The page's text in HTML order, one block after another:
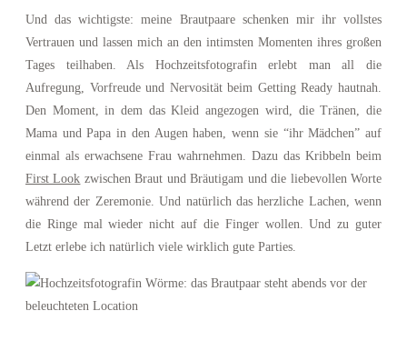
Und das wichtigste: meine Brautpaare schenken mir ihr vollstes
Vertrauen und lassen mich an den intimsten Momenten ihres großen
Tages teilhaben. Als Hochzeitsfotografin erlebt man all die
Aufregung, Vorfreude und Nervosität beim Getting Ready hautnah.
Den Moment, in dem das Kleid angezogen wird, die Tränen, die
Mama und Papa in den Augen haben, wenn sie “ihr Mädchen” auf
einmal als erwachsene Frau wahrnehmen. Dazu das Kribbeln beim
First Look zwischen Braut und Bräutigam und die liebevollen Worte
während der Zeremonie. Und natürlich das herzliche Lachen, wenn
die Ringe mal wieder nicht auf die Finger wollen. Und zu guter
Letzt erlebe ich natürlich viele wirklich gute Parties.